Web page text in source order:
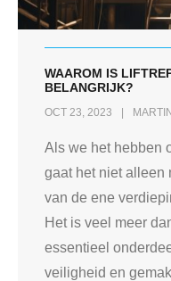
WAAROM IS
BELANGRIJK?
OCT 23, 2023
Als we het hebben
gaat het niet alleen
van de ene
Het is veel meer
essentieel
veiligheid en